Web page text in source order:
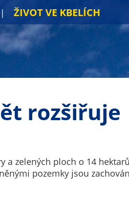
ŽIVOT VE KBELÍCH
rozšiřuje
zelených ploch o 14
pozemky jsou